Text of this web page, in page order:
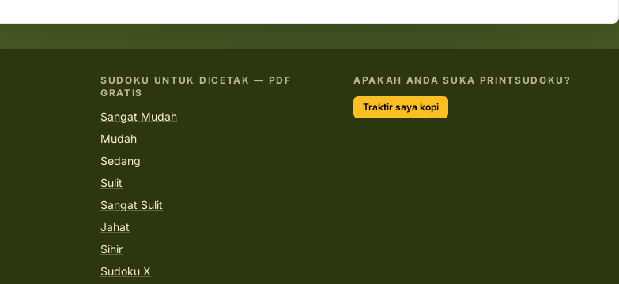
SUDOKU UNTUK DICETAK — PDF
GRATIS
Sangat Mudah
Mudah
Sedang
Sulit
Sangat Sulit
Jahat
Sihir
Sudoku X
APAKAH ANDA SUKA PRINTSUDOKU?
Traktir saya kopi